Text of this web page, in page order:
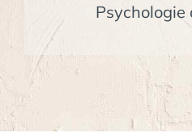
Psychologie